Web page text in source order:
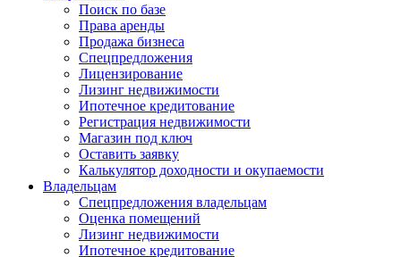
Поиск по базе
Права аренды
Продажа бизнеса
Спецпредложения
Лицензирование
Лизинг недвижимости
Ипотечное кредитование
Регистрация недвижимости
Магазин под ключ
Оставить заявку
Калькулятор доходности и окупаемости
Владельцам
Спецпредложения владельцам
Оценка помещений
Лизинг недвижимости
Ипотечное кредитование